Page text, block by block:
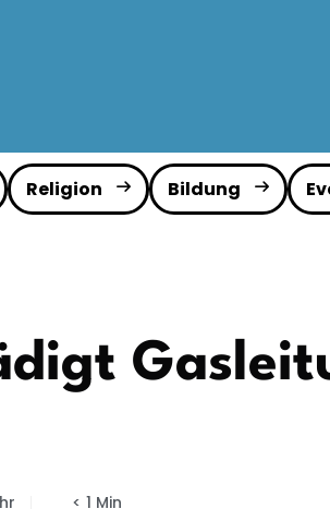
Religion Bildung
< 1 Min